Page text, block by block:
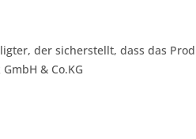
der sicherstellt, dass das
& Co.KG